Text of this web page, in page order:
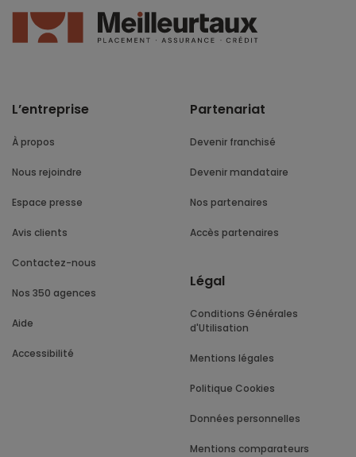
L’entreprise
À propos
Nous rejoindre
Espace presse
Avis clients
Contactez-nous
Nos 350 agences
Aide
Accessibilité
Partenariat
Devenir franchisé
Devenir mandataire
Nos partenaires
Accès partenaires
Légal
Conditions Générales
d'Utilisation
Mentions légales
Politique Cookies
Données personnelles
Mentions comparateurs